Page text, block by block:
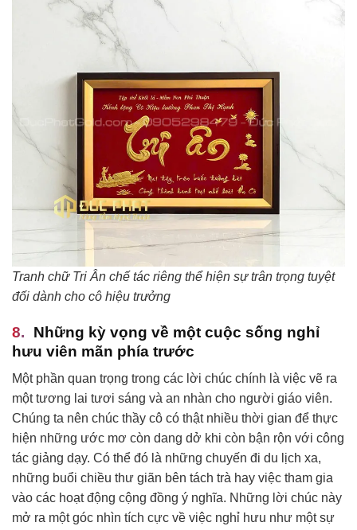
Tranh chữ Tri Ân chế tác riêng thể hiện sự trân trọng tuyệt
đối dành cho cô hiệu trưởng
Những kỳ vọng về một cuộc sống nghỉ
hưu viên mãn phía trước
Một phần quan trọng trong các lời chúc chính là việc vẽ ra
một tương lai tươi sáng và an nhàn cho người giáo viên.
Chúng ta nên chúc thầy cô có thật nhiều thời gian để thực
hiện những ước mơ còn dang dở khi còn bận rộn với công
tác giảng dạy. Có thể đó là những chuyến đi du lịch xa,
những buổi chiều thư giãn bên tách trà hay việc tham gia
vào các hoạt động cộng đồng ý nghĩa. Những lời chúc này
mở ra một góc nhìn tích cực về việc nghỉ hưu như một sự